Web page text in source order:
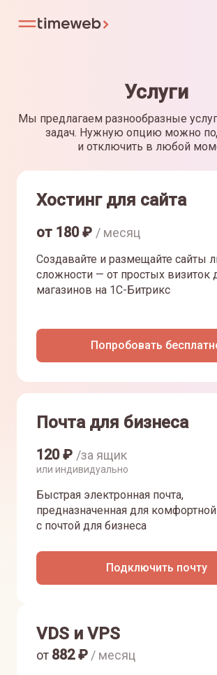
Услуги
Мы предлагаем разнообразные
задач. Нужную опцию можно
и отключить в любой
Хостинг для сайта
от 180₽ / месяц
Создавайте и размещайте сайты
сложности — от простых визиток
магазинов на 1С-Битрикс
Попробовать
Почта для бизнеса
120₽ /за ящик
или индивидуально
Быстрая электронная почта,
предназначенная для
с почтой для бизнеса
Подключить почту
VDS и VPS
от 882₽ / месяц